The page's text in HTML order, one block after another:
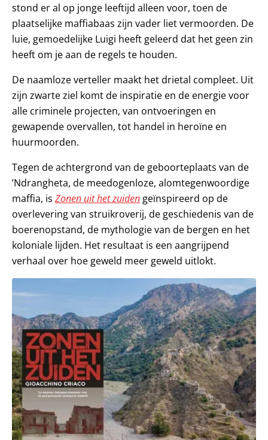
stond er al op jonge leeftijd alleen voor, toen de
plaatselijke maffiabaas zijn vader liet vermoorden. De
luie, gemoedelijke Luigi heeft geleerd dat het geen zin
heeft om je aan de regels te houden.
De naamloze verteller maakt het drietal compleet. Uit
zijn zwarte ziel komt de inspiratie en de energie voor
alle criminele projecten, van ontvoeringen en
gewapende overvallen, tot handel in heroïne en
huurmoorden.
Tegen de achtergrond van de geboorteplaats van de
’Ndrangheta, de meedogenloze, alomtegenwoordige
maffia, is Zonen uit het zuiden geïnspireerd op de
overlevering van struikroverij, de geschiedenis van de
boerenopstand, de mythologie van de bergen en het
koloniale lijden. Het resultaat is een aangrijpend
verhaal over hoe geweld meer geweld uitlokt.